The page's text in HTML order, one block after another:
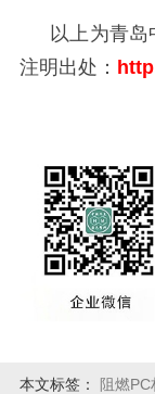
以上为青
注明出处：
本文标签： 阻燃PC